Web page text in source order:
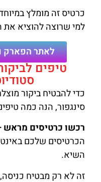
כרטיס זה מומלץ
למי שרוצה להוציא את
לאתר הפארק
טיפים
כדי להבטיח ביקור
סינגפור, הנה כמה
רכשו כרטיסים מראש
הכרטיסים שלכם
השיא.
זה לא רק מבטיח